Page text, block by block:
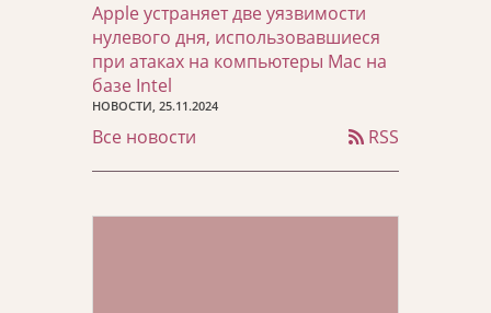
Apple устраняет две уязвимости
нулевого дня, использовавшиеся
при атаках на компьютеры Mac на
базе Intel
НОВОСТИ, 25.11.2024
Все новости RSS